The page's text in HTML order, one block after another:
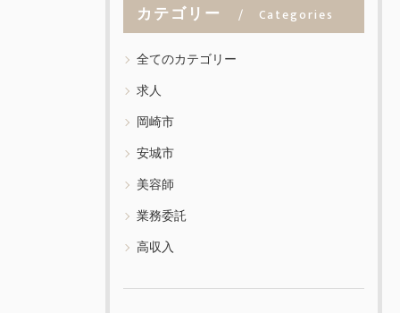
カテゴリー Categories
全てのカテゴリー
求人
岡崎市
安城市
美容師
業務委託
高収入